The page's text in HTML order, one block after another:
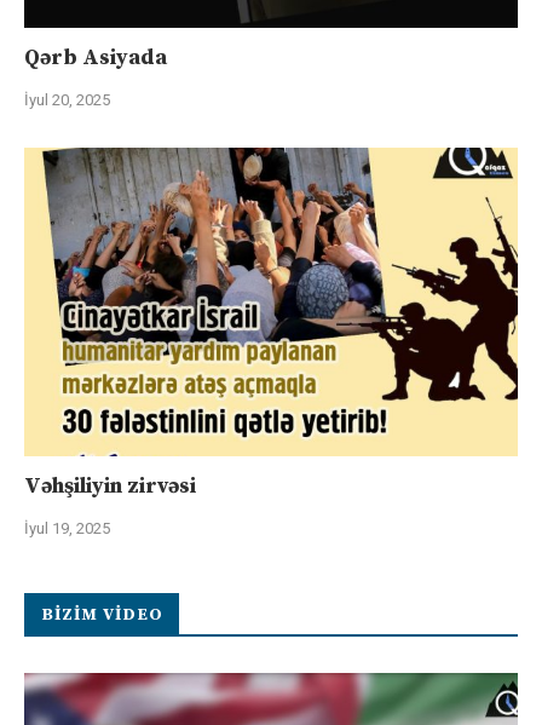
Qərb Asiyada
İyul 20, 2025
Vəhşiliyin zirvəsi
İyul 19, 2025
BIZIM VIDEO